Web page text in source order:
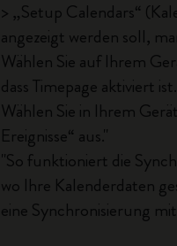
> „Setup Calendars“
angezeigt werden soll,
Wählen Sie auf Ihrem
dass Timepage aktiviert
Wählen Sie in Ihrem
Ereignisse“ aus."
"So funktioniert die
wo Ihre Kalenderdaten
eine Synchronisierung